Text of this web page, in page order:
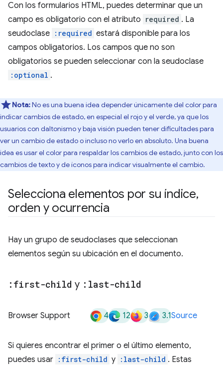
Con los formularios HTML, puedes determinar que un
campo es obligatorio con el atributo required . La
seudoclase :required estará disponible para los
campos obligatorios. Los campos que no son
obligatorios se pueden seleccionar con la seudoclase
:optional .
Nota:No es una buena idea depender únicamente del color para
indicar cambios de estado, en especial el rojo y el verde, ya que los
usuarios con daltonismo y baja visión pueden tener dificultades para
ver un cambio de estado o incluso no verlo en absoluto. Una buena
idea es usar el color para respaldar los cambios de estado, junto con los
cambios de texto y de íconos para indicar visualmente el cambio.
Selecciona elementos por su índice,
orden y ocurrencia
Hay un grupo de seudoclases que seleccionan
elementos según su ubicación en el documento.
:first-child y :last-child
Browser Support 4 12 3 3.1Source
Si quieres encontrar el primer o el último elemento,
puedes usar :first-child y :last-child . Estas